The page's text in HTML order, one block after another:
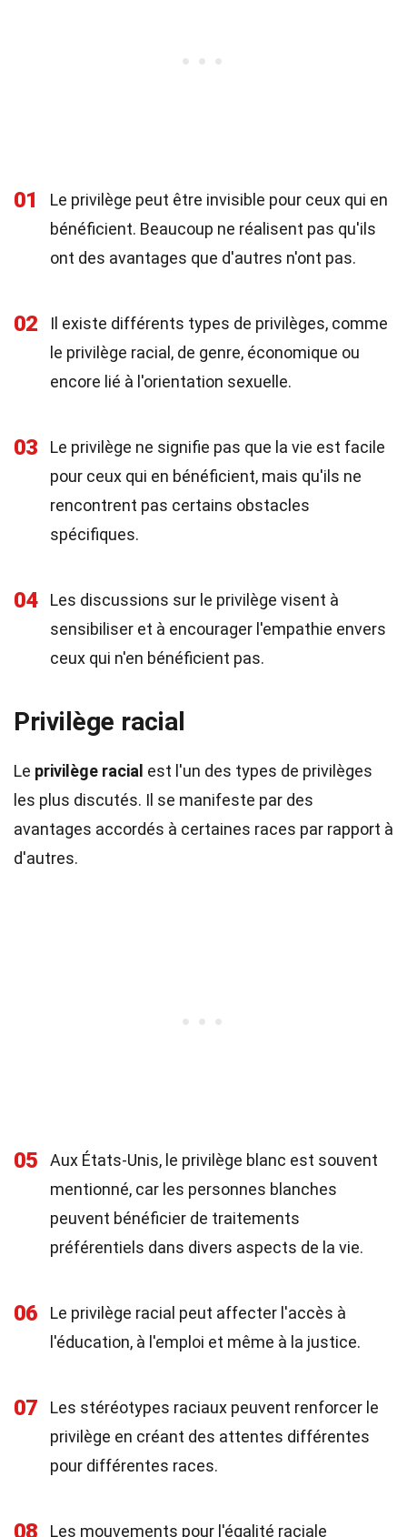
01
Le privilège peut être invisible pour ceux qui en
bénéficient. Beaucoup ne réalisent pas qu'ils
ont des avantages que d'autres n'ont pas.
02
Il existe différents types de privilèges, comme
le privilège racial, de genre, économique ou
encore lié à l'orientation sexuelle.
03
Le privilège ne signifie pas que la vie est facile
pour ceux qui en bénéficient, mais qu'ils ne
rencontrent pas certains obstacles
spécifiques.
04
Les discussions sur le privilège visent à
sensibiliser et à encourager l'empathie envers
ceux qui n'en bénéficient pas.
Privilège racial
Le privilège racial est l'un des types de privilèges
les plus discutés. Il se manifeste par des
avantages accordés à certaines races par rapport à
d'autres.
05
Aux États-Unis, le privilège blanc est souvent
mentionné, car les personnes blanches
peuvent bénéficier de traitements
préférentiels dans divers aspects de la vie.
06
Le privilège racial peut affecter l'accès à
l'éducation, à l'emploi et même à la justice.
07
Les stéréotypes raciaux peuvent renforcer le
privilège en créant des attentes différentes
pour différentes races.
08 Les mouvements pour l'égalité raciale